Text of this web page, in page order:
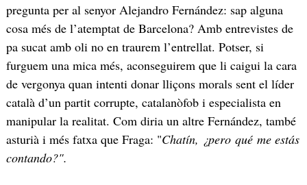
pregunta per al senyor Alejandro Fernández: sap alguna
cosa més de l’atemptat de Barcelona? Amb entrevistes de
pa sucat amb oli no en traurem l’entrellat. Potser, si
furguem una mica més, aconseguirem que li caigui la cara
de vergonya quan intenti donar lliçons morals sent el líder
català d’un partit corrupte, catalanòfob i especialista en
manipular la realitat. Com diria un altre Fernández, també
asturià i més fatxa que Fraga: "Chatín, ¿pero qué me estás
contando?".